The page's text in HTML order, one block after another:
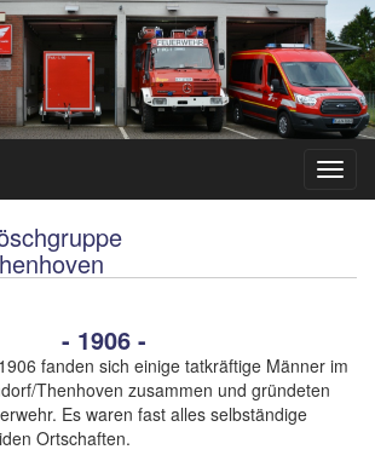
- 1906 -
fanden sich einige tatkräftige Männer im
Thenhoven zusammen und gründeten
Es waren fast alles selbständige
Ortschaften.